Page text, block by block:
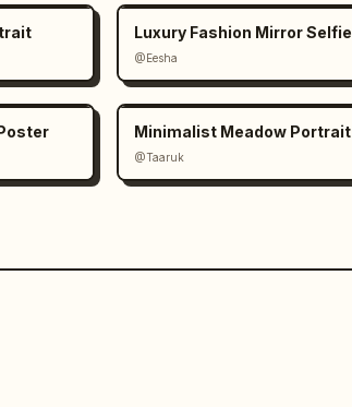
Luxury Fashion Mirror Selfie
@Eesha
Minimalist Meadow Portrait
@Taaruk